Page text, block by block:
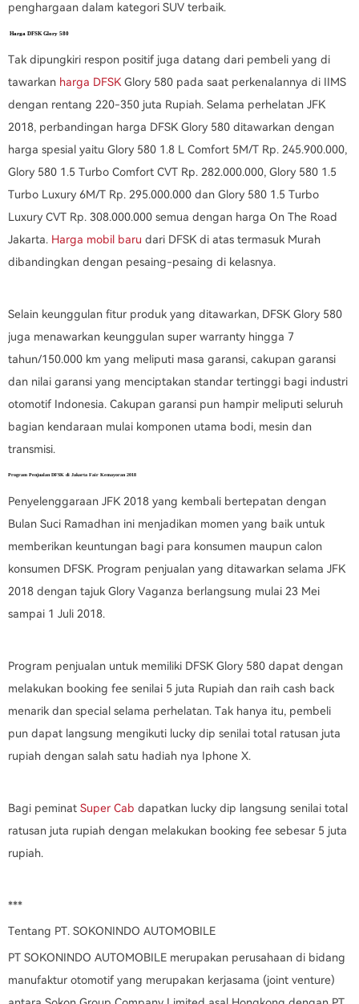
penghargaan dalam kategori SUV terbaik.
Harga DFSK Glory 580
Tak dipungkiri respon positif juga datang dari pembeli yang di
tawarkan harga DFSK Glory 580 pada saat perkenalannya di IIMS
dengan rentang 220-350 juta Rupiah. Selama perhelatan JFK
2018, perbandingan harga DFSK Glory 580 ditawarkan dengan
harga spesial yaitu Glory 580 1.8 L Comfort 5M/T Rp. 245.900.000,
Glory 580 1.5 Turbo Comfort CVT Rp. 282.000.000, Glory 580 1.5
Turbo Luxury 6M/T Rp. 295.000.000 dan Glory 580 1.5 Turbo
Luxury CVT Rp. 308.000.000 semua dengan harga On The Road
Jakarta. Harga mobil baru dari DFSK di atas termasuk Murah
dibandingkan dengan pesaing-pesaing di kelasnya.
Selain keunggulan fitur produk yang ditawarkan, DFSK Glory 580
juga menawarkan keunggulan super warranty hingga 7
tahun/150.000 km yang meliputi masa garansi, cakupan garansi
dan nilai garansi yang menciptakan standar tertinggi bagi industri
otomotif Indonesia. Cakupan garansi pun hampir meliputi seluruh
bagian kendaraan mulai komponen utama bodi, mesin dan
transmisi.
Program Penjualan DFSK di Jakarta Fair Kemayoran 2018
Penyelenggaraan JFK 2018 yang kembali bertepatan dengan
Bulan Suci Ramadhan ini menjadikan momen yang baik untuk
memberikan keuntungan bagi para konsumen maupun calon
konsumen DFSK. Program penjualan yang ditawarkan selama JFK
2018 dengan tajuk Glory Vaganza berlangsung mulai 23 Mei
sampai 1 Juli 2018.
Program penjualan untuk memiliki DFSK Glory 580 dapat dengan
melakukan booking fee senilai 5 juta Rupiah dan raih cash back
menarik dan special selama perhelatan. Tak hanya itu, pembeli
pun dapat langsung mengikuti lucky dip senilai total ratusan juta
rupiah dengan salah satu hadiah nya Iphone X.
Bagi peminat Super Cab dapatkan lucky dip langsung senilai total
ratusan juta rupiah dengan melakukan booking fee sebesar 5 juta
rupiah.
***
Tentang PT. SOKONINDO AUTOMOBILE
PT SOKONINDO AUTOMOBILE merupakan perusahaan di bidang
manufaktur otomotif yang merupakan kerjasama (joint venture)